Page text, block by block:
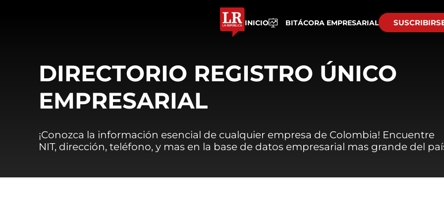
INICIO BITÁCORA EMPRESARIAL
DIRECTORIO REGISTRO ÚNICO
EMPRESARIAL
¡Conozca la información esencial de cualquier empresa de Colombia! Encuentre
NIT, dirección, teléfono, y mas en la base de datos empresarial mas grande del